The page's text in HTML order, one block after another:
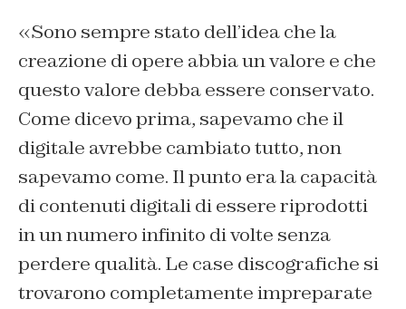
«Sono sempre stato dell’idea che la
creazione di opere abbia un valore e che
questo valore debba essere conservato.
Come dicevo prima, sapevamo che il
digitale avrebbe cambiato tutto, non
sapevamo come. Il punto era la capacità
di contenuti digitali di essere riprodotti
in un numero infinito di volte senza
perdere qualità. Le case discografiche si
trovarono completamente impreparate